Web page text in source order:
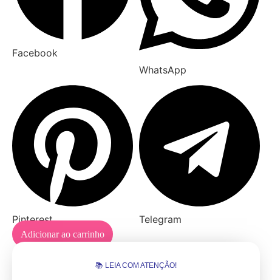
Facebook
WhatsApp
Pinterest Telegram
Adicionar ao carrinho
📚 LEIA COM ATENÇÃO!